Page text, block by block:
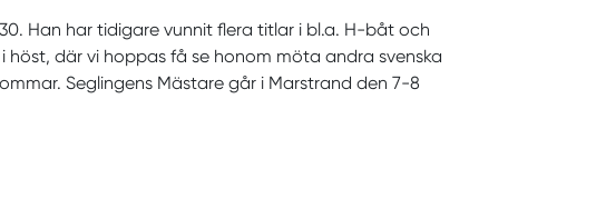
Han har tidigare vunnit flera titlar i bl.a. H-båt och
höst, där vi hoppas få se honom möta andra svenska
Seglingens Mästare går i Marstrand den 7-8